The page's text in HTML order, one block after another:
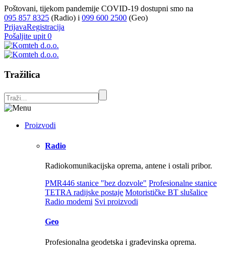
Poštovani, tijekom pandemije COVID-19 dostupni smo na
095 857 8325 (Radio) i 099 600 2500 (Geo)
PrijavaRegistracija
Pošaljite upit 0
Tražilica
Proizvodi
Radio
Radiokomunikacijska oprema, antene i ostali pribor.
PMR446 stanice "bez dozvole" Profesionalne stanice
TETRA radijske postaje Motorističke BT slušalice
Radio modemi Svi proizvodi
Geo
Profesionalna geodetska i građevinska oprema.